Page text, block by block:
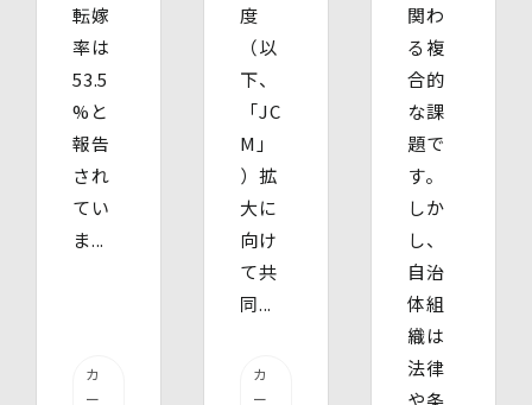
かった場合に生じる結果】
個⼈情報を取得する項⽬は、全てご本⼈によってご提供い
ただくものです。
ただし、必要な項⽬をいただけない場合、利⽤⽬的に記載
の諸⼿続⼜は処理に⽀障が⽣じる可能性があります。
転嫁
率は
53.5
%と
報告
され
てい
ま...
カ
ー
度
（以
下、
「JC
M」
）拡
大に
向け
て共
同...
カ
ー
関わ
る複
合的
な課
題で
す。
しか
し、
自治
体組
織は
法律
や条